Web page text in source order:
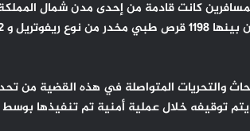
والتحريات المتواصلة في هذه القضية
توقيفه خلال عملية أمنية تم تنفيذها بوسط